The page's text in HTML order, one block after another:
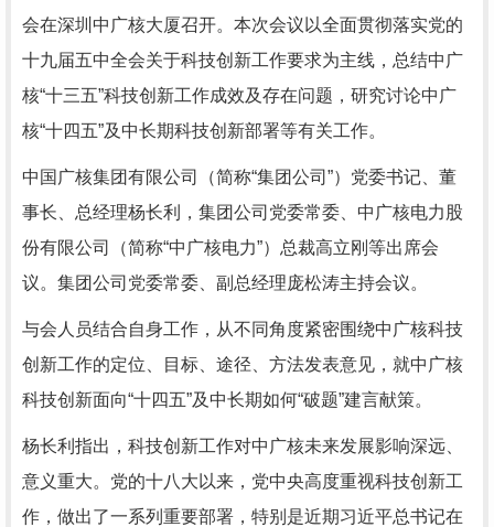
会在深圳中广核大厦召开。本次会议以全面贯彻落实党的
十九届五中全会关于科技创新工作要求为主线，总结中广
核“十三五”科技创新工作成效及存在问题，研究讨论中广
核“十四五”及中长期科技创新部署等有关工作。
中国广核集团有限公司（简称“集团公司”）党委书记、董
事长、总经理杨长利，集团公司党委常委、中广核电力股
份有限公司（简称“中广核电力”）总裁高立刚等出席会
议。集团公司党委常委、副总经理庞松涛主持会议。
与会人员结合自身工作，从不同角度紧密围绕中广核科技
创新工作的定位、目标、途径、方法发表意见，就中广核
科技创新面向“十四五”及中长期如何“破题”建言献策。
杨长利指出，科技创新工作对中广核未来发展影响深远、
意义重大。党的十八大以来，党中央高度重视科技创新工
作，做出了一系列重要部署，特别是近期习近平总书记在